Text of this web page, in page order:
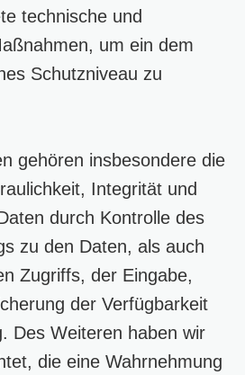
technische und
um ein dem
Schutzniveau zu
gehören insbesondere die
Integrität und
durch Kontrolle des
zu den Daten, als auch
Zugriffs, der Eingabe,
der Verfügbarkeit
Des Weiteren haben wir
die eine Wahrnehmung